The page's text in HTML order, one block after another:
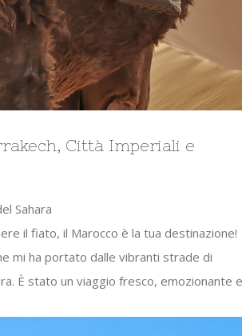
Città Imperiali e
Sahara
il fiato, il Marocco è la tua destinazione!
mi ha portato dalle vibranti strade di
. È stato un viaggio fresco, emozionante e